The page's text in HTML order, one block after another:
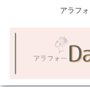
アラフ